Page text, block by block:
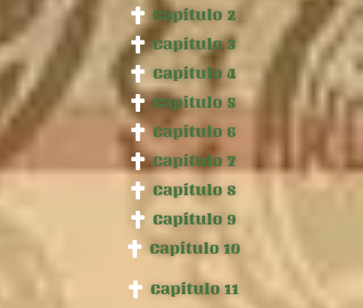
Capítulo 2
Capítulo 3
Capítulo 4
Capítulo 5
Capítulo 6
Capítulo 7
Capítulo 8
Capítulo 9
Capítulo 10
Capítulo 11